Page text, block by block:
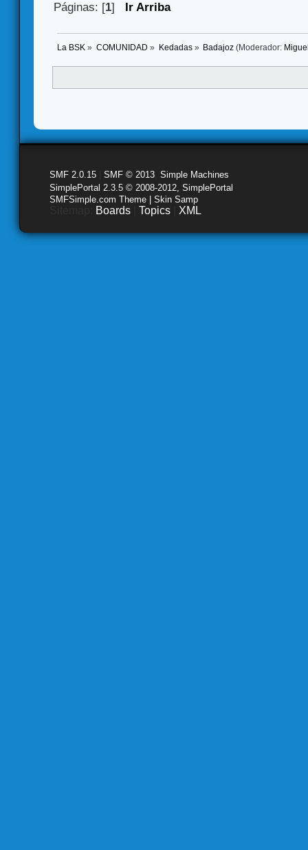
Páginas: [1] Ir Arriba
La BSK » COMUNIDAD » Kedadas» Badajoz (Moderador:
SMF 2.0.15 SMF © 2013 Simple Machines
SimplePortal 2.3.5 © 2008-2012, SimplePortal
SMFSimple.com Theme | Skin Samp
Boards Topics XML